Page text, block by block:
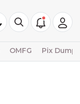
OMFG Pix Dump